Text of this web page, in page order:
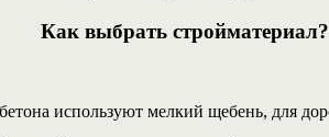
Как выбрать стройматериал?
используют мелкий щебень, для